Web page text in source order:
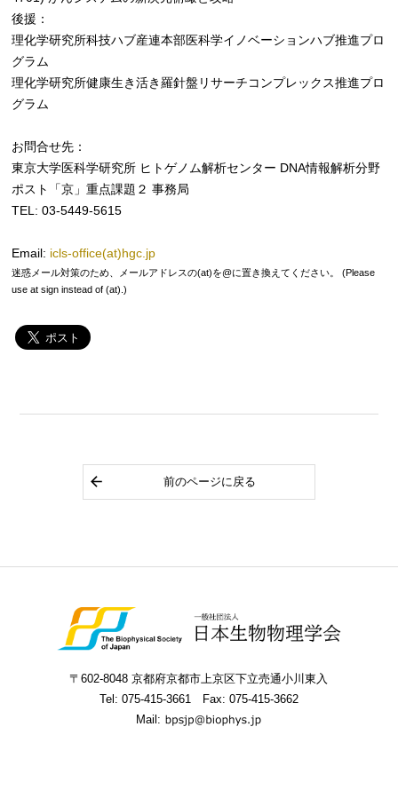
後援：
理化学研究所科技ハブ産連本部医科学イノベーションハブ推進プロ
グラム
理化学研究所健康生き活き羅針盤リサーチコンプレックス推進プロ
グラム
お問合せ先：
東京大学医科学研究所 ヒトゲノム解析センター DNA情報解析分野
ポスト「京」重点課題２ 事務局
TEL: 03-5449-5615
Email: icls-office(at)hgc.jp
迷惑メール対策のため、メールアドレスの(at)を@に置き換えてください。 (Please
use at sign instead of (at).)
前のページに戻る
〒602-8048 京都府京都市上京区下立売通小川東入
Tel: 075-415-3661
Fax: 075-415-3662
Mail: